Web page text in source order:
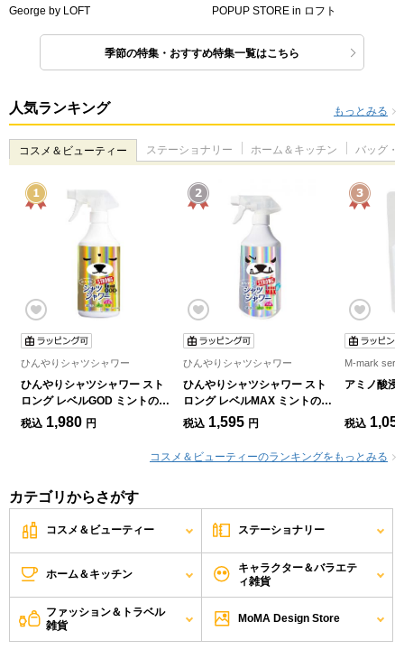
George by LOFT
POPUP STORE in ロフト
季節の特集・おすすめ特集一覧はこちら
人気ランキング もっとみる
コスメ＆ビューティー ステーショナリー ホーム＆キッチン バッグ・
ひんやりシャツシャワー
ひんやりシャツシャワー スト
ロング レベルGOD ミントの香
り 500ml
税込 1,980 円
ひんやりシャツシャワー
ひんやりシャツシャワー スト
ロング レベルMAX ミントの香
り 500ml
税込 1,595 円
M-mark
アミノ酸浸
税込
コスメ＆ビューティーのランキングをもっとみる
カテゴリからさがす
コスメ＆ビューティー ステーショナリー
ホーム＆キッチン
キャラクター＆バラエテ
ィ雑貨
ファッション＆トラベル
雑貨
MoMA Design Store